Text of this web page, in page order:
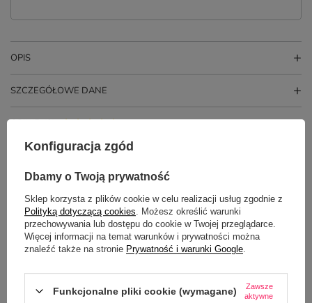
OPIS
SZCZEGÓŁOWE DANE
OPINIE (3)
Potrzebujesz pomocy? Masz pytania?
Zadaj pytanie a my odpowiemy
niezwłocznie, najciekawsze pytania i
odpowiedzi publikując dla innych.
ZADAJ PYTANIE
NAJCZĘŚCIEJ KUPOWANE Z
TYM TOWAREM
Konfiguracja zgód
Dbamy o Twoją prywatność
Sklep korzysta z plików cookie w celu realizacji usług zgodnie z
Polityką dotyczącą cookies . Możesz określić warunki
przechowywania lub dostępu do cookie w Twojej przeglądarce.
Więcej informacji na temat warunków i prywatności można
znaleźć także na stronie Prywatność i warunki Google
Funkcjonalne pliki cookie (wymagane)
Zawsze
aktywne